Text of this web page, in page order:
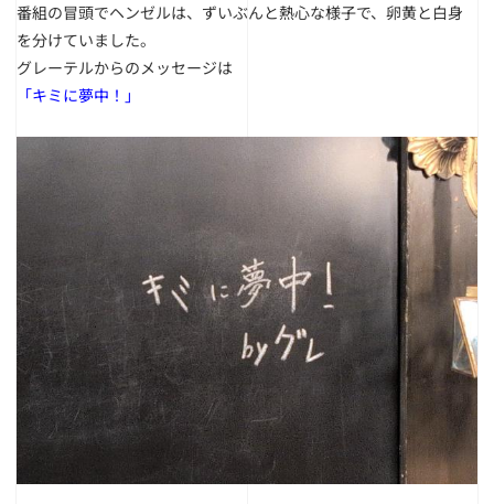
番組の冒頭でヘンゼルは、ずいぶんと熱心な様子で、卵黄と白身
を分けていました。
グレーテルからのメッセージは
「キミに夢中！」